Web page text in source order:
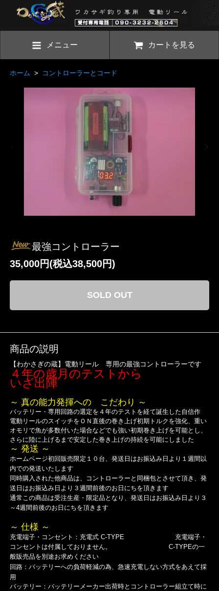
メニュー カートを見る
ホーム > コントローラーとコード
最強コントローラー
35,000円(税込38,500円)
SOLD OUT
商品の説明
【わかさぎの蔵】電動リール 専用の最強コントローラーです
４年の歳月のテストから
いざ出陣
～ 真の能力発揮への こだわり ～
バッテリー・専用回路の選定を４年のテストを経て誕生した自信作
電動リールのスイッチをＯＮ直後の巻き上げ初期トルクを強化、重い
オモリで魚が多数付いた場合などでも強い初期巻き上げを可能とし、
さらに陸に上げるまで安定した巻き上げの持続を可能にしました
～ 発送 ～
ホームページ初回販売限定１０台、発送日はお振込み日より１週間以
内での発送いたします
同時購入された他商品は、コントローラーと同梱包とさせて頂き、発
送日はお振込み日より３週間前後のお日にちを頂きます
通常この商品は受注生産・限定品となり、発送日はお振込み日より３
～4週間前後のお日にちを頂きます
～ 仕様 ～
充電端子・コンセント：充電式 C-TYPE 充電端子・
コンセントは付属しておりません。 C-TYPEの一
般販売品を別途お求めください
回路：バッテリーへの負荷軽減の為、急速充電しない方式をあえて採
用
バッテリー：バッテリーメーカー出荷時とコントローラー組立て時に